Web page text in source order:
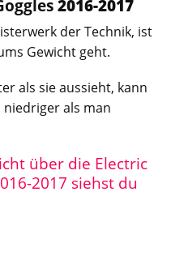
2016-2017
der Technik, ist
Gewicht geht.
als sie aussieht, kann
als man
über die Electric
2017 siehst du